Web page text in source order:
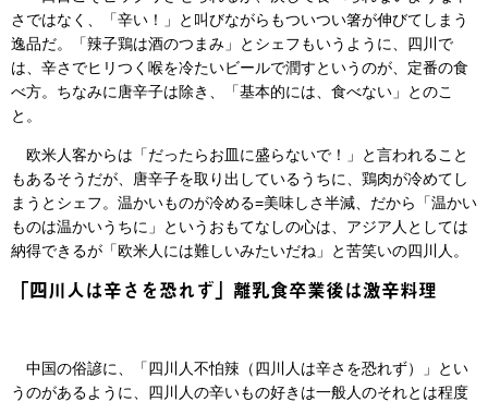
さではなく、「辛い！」と叫びながらもついつい箸が伸びてしまう
逸品だ。「辣子鶏は酒のつまみ」とシェフもいうように、四川で
は、辛さでヒリつく喉を冷たいビールで潤すというのが、定番の食
べ方。ちなみに唐辛子は除き、「基本的には、食べない」とのこ
と。
欧米人客からは「だったらお皿に盛らないで！」と言われること
もあるそうだが、唐辛子を取り出しているうちに、鶏肉が冷めてし
まうとシェフ。温かいものが冷める=美味しさ半減、だから「温かい
ものは温かいうちに」というおもてなしの心は、アジア人としては
納得できるが「欧米人には難しいみたいだね」と苦笑いの四川人。
「四川人は辛さを恐れず」離乳食卒業後は激辛料理
中国の俗諺に、「四川人不怕辣（四川人は辛さを恐れず）」とい
うのがあるように、四川人の辛いもの好きは一般人のそれとは程度